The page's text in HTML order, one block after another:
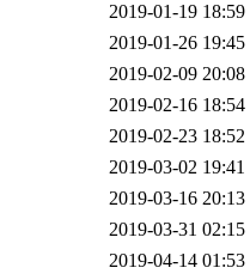
2019-01-19 18:59
2019-01-26 19:45
2019-02-09 20:08
2019-02-16 18:54
2019-02-23 18:52
2019-03-02 19:41
2019-03-16 20:13
2019-03-31 02:15
2019-04-14 01:53